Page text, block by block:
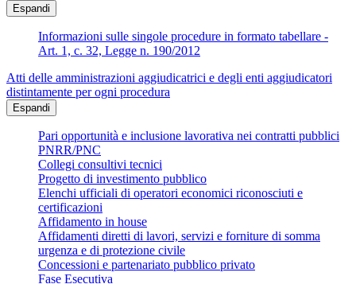
Espandi
Informazioni sulle singole procedure in formato tabellare -
Art. 1, c. 32, Legge n. 190/2012
Atti delle amministrazioni aggiudicatrici e degli enti aggiudicatori
distintamente per ogni procedura
Espandi
Pari opportunità e inclusione lavorativa nei contratti pubblici
PNRR/PNC
Collegi consultivi tecnici
Progetto di investimento pubblico
Elenchi ufficiali di operatori economici riconosciuti e
certificazioni
Affidamento in house
Affidamenti diretti di lavori, servizi e forniture di somma
urgenza e di protezione civile
Concessioni e partenariato pubblico privato
Fase Esecutiva